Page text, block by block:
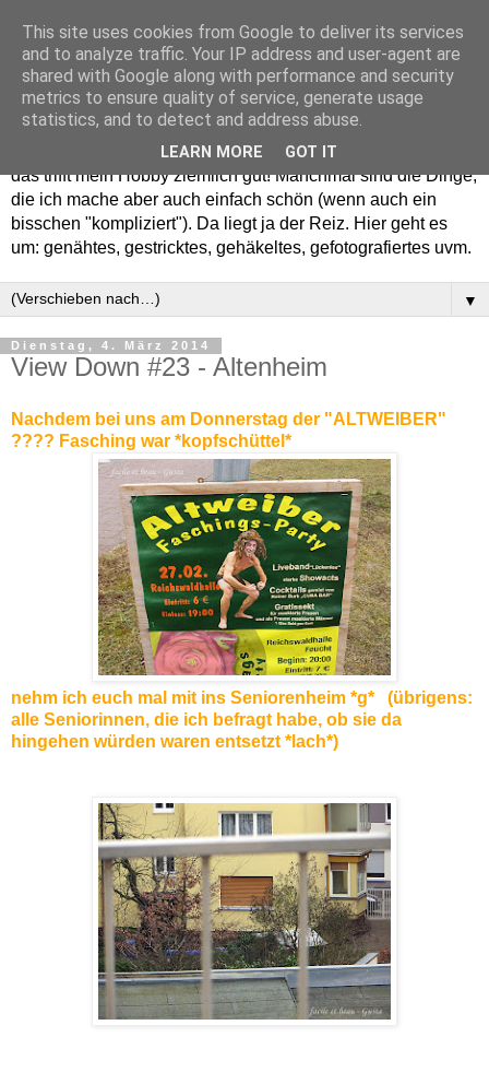
Willkommen in meinem "Wohnzimmer". Einfach und schön -
das trifft mein Hobby ziemlich gut! Manchmal sind die Dinge,
die ich mache aber auch einfach schön (wenn auch ein
bisschen "kompliziert"). Da liegt ja der Reiz. Hier geht es
um: genähtes, gestricktes, gehäkeltes, gefotografiertes uvm.
▼
Dienstag, 4. März 2014
View Down #23 - Altenheim
Nachdem bei uns am Donnerstag der "ALTWEIBER"
???? Fasching war *kopfschüttel*
nehm ich euch mal mit ins Seniorenheim *g* (übrigens:
alle Seniorinnen, die ich befragt habe, ob sie da
hingehen würden waren entsetzt *lach*)
This site uses cookies from Google to deliver its services
and to analyze traffic. Your IP address and user-agent are
shared with Google along with performance and security
metrics to ensure quality of service, generate usage
statistics, and to detect and address abuse.
LEARN MORE GOT IT